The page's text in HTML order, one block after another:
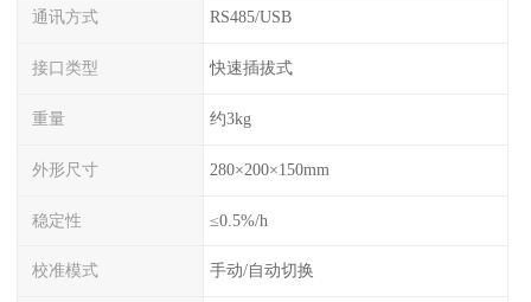
通讯方式 RS485/USB
接口类型 快速插拔式
重量 约3kg
外形尺寸 280×200×150mm
稳定性 ≤0.5%/h
校准模式 手动/自动切换